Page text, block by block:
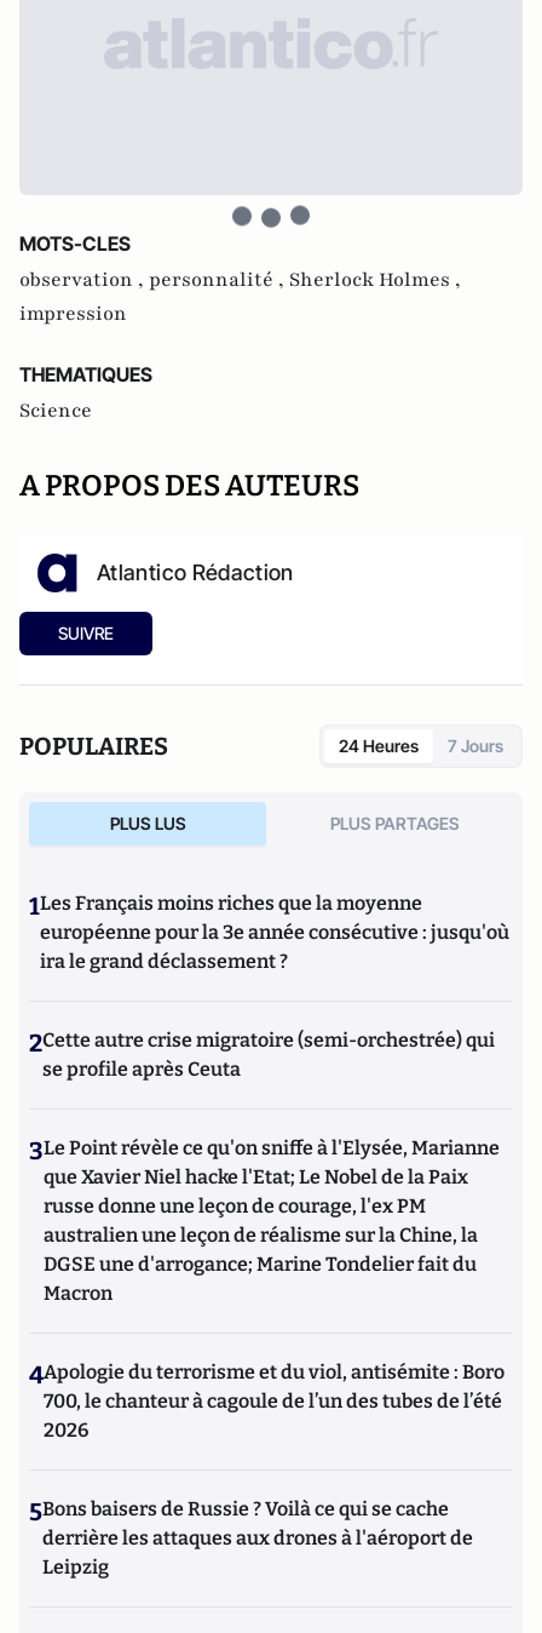
MOTS-CLES
observation , personnalité , Sherlock Holmes ,
impression
THEMATIQUES
Science
A PROPOS DES AUTEURS
Atlantico Rédaction
SUIVRE
POPULAIRES 24 Heures 7 Jours
PLUS LUS PLUS PARTAGES
1Les Français moins riches que la moyenne
européenne pour la 3e année consécutive : jusqu'où
ira le grand déclassement ?
2Cette autre crise migratoire (semi-orchestrée) qui
se profile après Ceuta
3Le Point révèle ce qu'on sniffe à l'Elysée, Marianne
que Xavier Niel hacke l'Etat; Le Nobel de la Paix
russe donne une leçon de courage, l'ex PM
australien une leçon de réalisme sur la Chine, la
DGSE une d'arrogance; Marine Tondelier fait du
Macron
4Apologie du terrorisme et du viol, antisémite : Boro
700, le chanteur à cagoule de l’un des tubes de l’été
2026
5Bons baisers de Russie ? Voilà ce qui se cache
derrière les attaques aux drones à l'aéroport de
Leipzig